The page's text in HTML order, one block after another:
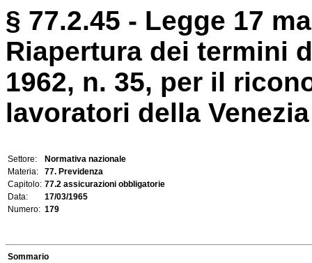
§ 77.2.45 - Legge 17
Riapertura dei termini
1962, n. 35, per il
lavoratori della
Settore:
Normativa nazionale
Materia:
77. Previdenza
Capitolo: 77.2 assicurazioni obbligatorie
Data:
17/03/1965
Numero: 179
Sommario